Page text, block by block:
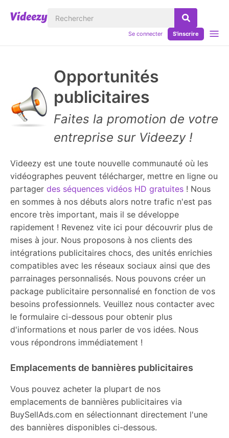
Se connecter S'inscrire
Opportunités
publicitaires
Faites la promotion de votre
entreprise sur Videezy !
Videezy est une toute nouvelle communauté où les
vidéographes peuvent télécharger, mettre en ligne ou
partager des séquences vidéos HD gratuites ! Nous
en sommes à nos débuts alors notre trafic n'est pas
encore très important, mais il se développe
rapidement ! Revenez vite ici pour découvrir plus de
mises à jour. Nous proposons à nos clients des
intégrations publicitaires chocs, des unités enrichies
compatibles avec les réseaux sociaux ainsi que des
parrainages personnalisés. Nous pouvons créer un
package publicitaire personnalisé en fonction de vos
besoins professionnels. Veuillez nous contacter avec
le formulaire ci-dessous pour obtenir plus
d'informations et nous parler de vos idées. Nous
vous répondrons immédiatement !
Emplacements de bannières publicitaires
Vous pouvez acheter la plupart de nos
emplacements de bannières publicitaires via
BuySellAds.com en sélectionnant directement l'une
des bannières disponibles ci-dessous.